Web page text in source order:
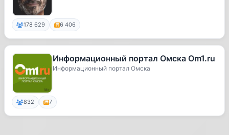
178 629 6 406
Информационный портал Омска Om1.ru
Информационный портал Омска
832 7